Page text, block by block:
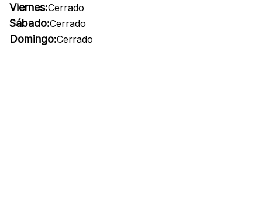
Viernes:Cerrado
Sábado:Cerrado
Domingo:Cerrado